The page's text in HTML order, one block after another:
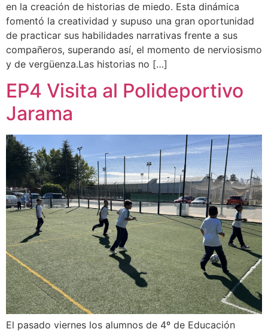
en la creación de historias de miedo. Esta dinámica
fomentó la creatividad y supuso una gran oportunidad
de practicar sus habilidades narrativas frente a sus
compañeros, superando así, el momento de nerviosismo
y de vergüenza.Las historias no […]
EP4 Visita al Polideportivo
Jarama
El pasado viernes los alumnos de 4º de Educación